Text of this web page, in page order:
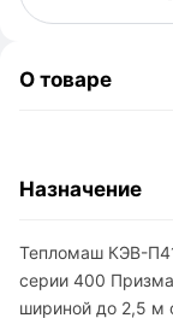
О товаре
Назначение
Тепломаш КЭВ-
серии 400
шириной до 2,5 м